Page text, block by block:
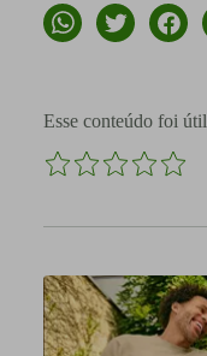
Esse conteúdo foi